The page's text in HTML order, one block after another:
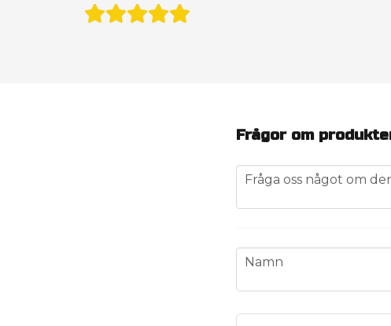
Frågor om
question
Fråga oss något om
name
Namn